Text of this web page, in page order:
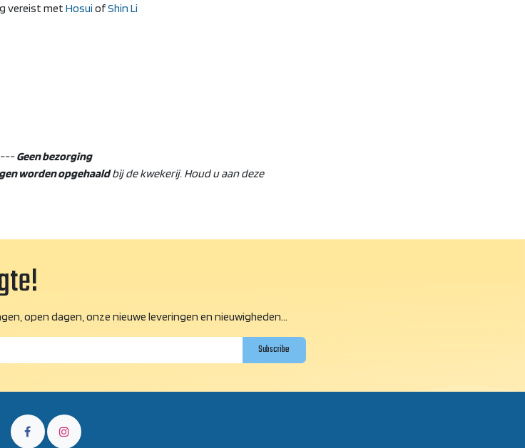
vereist met Hosui ofShin Li
---Geen bezorging
worden opgehaaldbij de kwekerij. Houd u aan deze
open dagen, onze nieuwe leveringen en nieuwigheden...
Subscribe